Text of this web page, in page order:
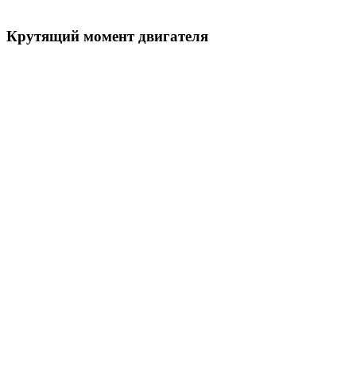
Крутящий момент двигателя